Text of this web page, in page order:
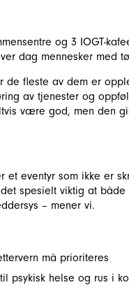
og 3 IOGT-
dag mennesker med
de fleste av dem er
av tjenester og
være god, men den
et eventyr som ikke er
spesielt viktig at
– mener vi.
må prioriteres
psykisk helse og rus i